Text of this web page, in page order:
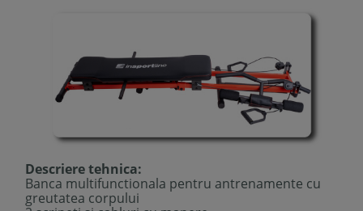
Descriere tehnica:
Banca multifunctionala pentru antrenamente cu
greutatea corpului